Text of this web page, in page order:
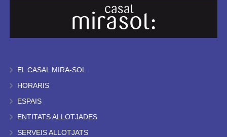
EL CASAL MIRA-SOL
HORARIS
ESPAIS
ENTITATS ALLOTJADES
SERVEIS ALLOTJATS